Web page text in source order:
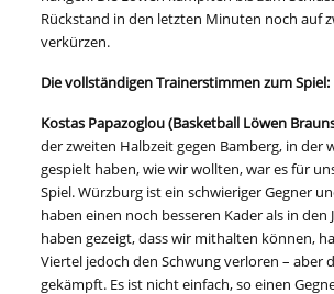
Rückstand in den letzten Minuten noch auf
verkürzen.
Die vollständigen Trainerstimmen zum Spiel:
Kostas Papazoglou (Basketball Löwen
der zweiten Halbzeit gegen Bamberg, in der
gespielt haben, wie wir wollten, war es für
Spiel. Würzburg ist ein schwieriger Gegner
haben einen noch besseren Kader als in den
haben gezeigt, dass wir mithalten können,
Viertel jedoch den Schwung verloren – aber
gekämpft. Es ist nicht einfach, so einen